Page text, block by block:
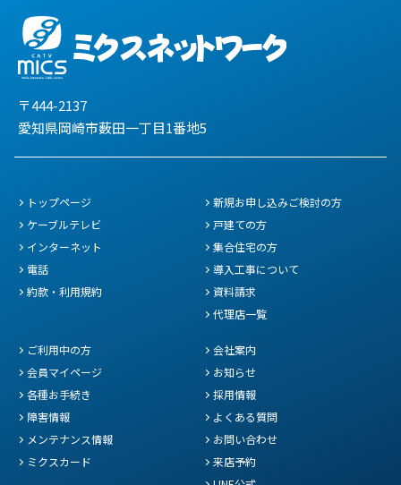
〒444-2137
愛知県岡崎市薮田一丁目1番地5
トップページ
ケーブルテレビ
インターネット
電話
約款・利用規約
新規お申し込みご検討の方
戸建ての方
集合住宅の方
導入工事について
資料請求
代理店一覧
ご利用中の方
会員マイページ
各種お手続き
障害情報
メンテナンス情報
ミクスカード
会社案内
お知らせ
採用情報
よくある質問
お問い合わせ
来店予約